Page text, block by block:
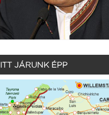
ITT JÁRUNK ÉPP